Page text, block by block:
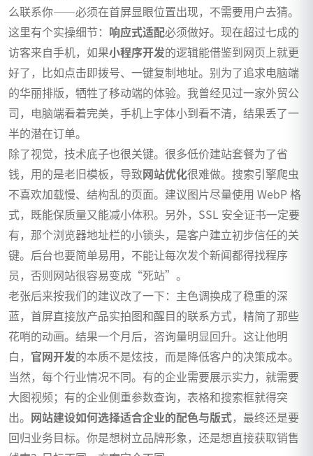
么联系你——必须在首屏显眼位置出现，不需要用户去猜。
这里有个实操细节： 响应式适配必须做好。现在超过七成的
访客来自手机，如果小程序开发的逻辑能借鉴到网页上就更
好了，比如点击即拨号、一键复制地址。别为了追求电脑端
的华丽排版，牺牲了移动端的体验。我曾经见过一家外贸公
司，电脑端看着完美，手机上字体小到看不清，结果丢了一
半的潜在订单。
除了视觉，技术底子也很关键。很多低价建站套餐为了省
钱，用的是老旧模板，导致网站优化很难做。搜索引擎爬虫
不喜欢加载慢、结构乱的页面。建议图片尽量使用 WebP 格
式，既能保质量又能减小体积。另外，SSL 安全证书一定要
有，那个浏览器地址栏的小锁头，是客户建立初步信任的关
键。后台也要简单易用，不能让每次发个新闻都得找程序
员，否则网站很容易变成“死站”。
老张后来按我们的建议改了一下：主色调换成了稳重的深
蓝，首屏直接放产品实拍图和醒目的联系方式，精简了那些
花哨的动画。结果一个月后，咨询量明显回升。这让他明
白， 官网开发的本质不是炫技，而是降低客户的决策成本。
当然，每个行业情况不同。有的企业需要展示实力，就需要
大图视频；有的企业侧重参数查询，表格和搜索框就得突
出。 网站建设如何选择适合企业的配色与版式，最终还是要
回归业务目标。你是想树立品牌形象，还是想直接获取销售